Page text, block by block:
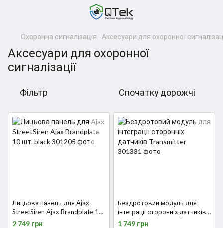
Охоронна сигналізація Аксесуари для охоронної
Аксесуари для охоронної
сигналізації
Фільтр Спочатку дорожчі
Лицьова панель для Ajax
StreetSiren Ajax Brandplate 10
шт. black
2 749 грн
Бездротовий модуль для
інтеграції сторонніх датчиків
Transmitter
1 749 грн